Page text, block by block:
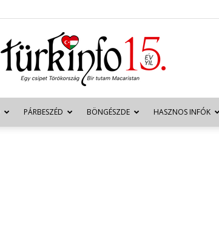
Türkinfo
PÁRBESZÉD BÖNGÉSZDE HASZNOS INFÓK